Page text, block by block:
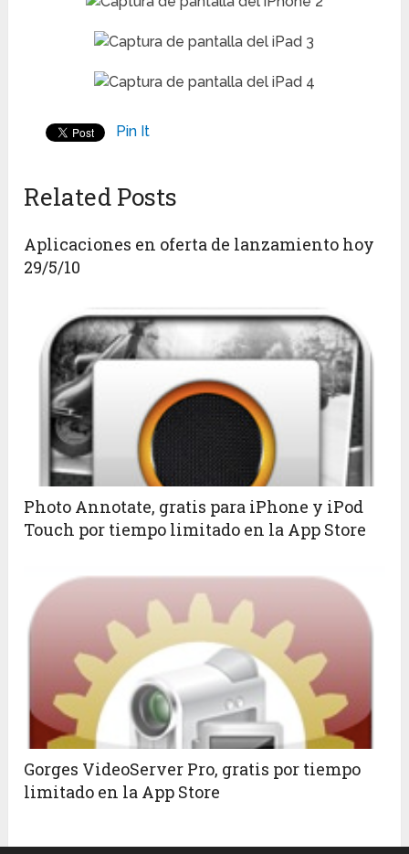
Pin It
Related Posts
Aplicaciones en oferta de lanzamiento hoy
29/5/10
Photo Annotate, gratis para iPhone y iPod
Touch por tiempo limitado en la App Store
Gorges VideoServer Pro, gratis por tiempo
limitado en la App Store